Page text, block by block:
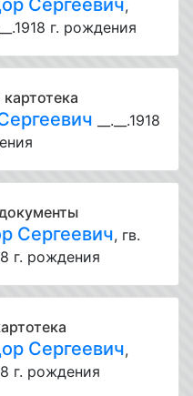
Сергеевич,
г. рождения
__.__.1918
Сергеевич, гв.
г. рождения
Сергеевич,
г. рождения